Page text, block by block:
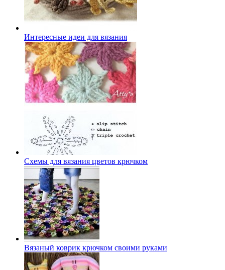
Интересные идеи для вязания
Схемы для вязания цветов крючком
Вязаный коврик крючком своими руками